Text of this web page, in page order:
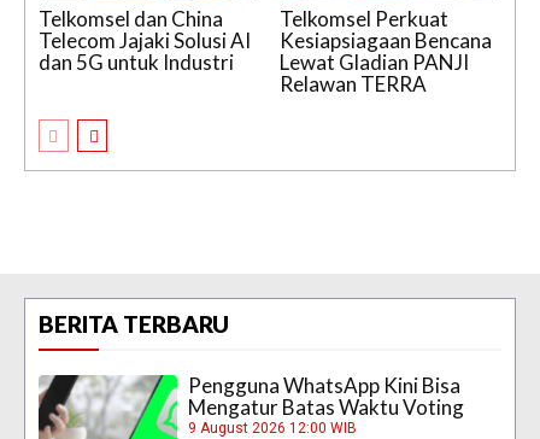
Telkomsel dan China
Telecom Jajaki Solusi AI
dan 5G untuk Industri
Telkomsel Perkuat
Kesiapsiagaan Bencana
Lewat Gladian PANJI
Relawan TERRA
BERITA TERBARU
Pengguna WhatsApp Kini Bisa
Mengatur Batas Waktu Voting
9 August 2026 12:00 WIB